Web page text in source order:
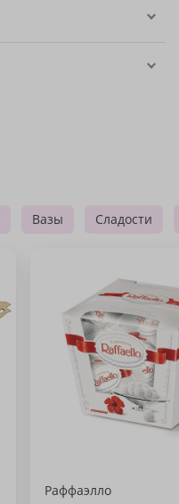
Вазы Сладости
Раффаэлло